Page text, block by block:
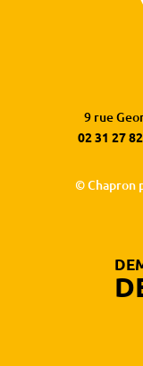
9 rue
02 31 27
© Chapron